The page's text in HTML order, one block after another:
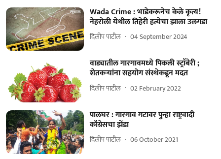
Wada Crime : भाडेकरूनेच केले कृत्य!
नेहरोली येथील तिहेरी हत्येचा झाला उलगडा
दिलीप पाटील 04 September 2024
वाड्यातील गारगावमध्ये पिकली स्ट्राॅबेरी ;
शेतकऱ्यांना सहयोग संस्थेकडून मदत
दिलीप पाटील 02 February 2022
पालघर : गारगाव गटावर पुन्हा राष्ट्रवादी
कॉंग्रेसचा झेंडा
दिलीप पाटील 06 October 2021